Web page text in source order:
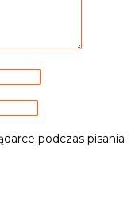
podczas pisania